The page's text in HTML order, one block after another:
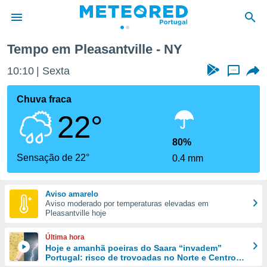
da
foi
fornecidas
a este
das
e
forma
digital
Tempo em Pleasantville - NY
10:10 Sexta ...
Chuva fraca
22°
Sensação de 22°
80%
0.4 mm
Aviso amarelo
Aviso moderado por temperaturas elevadas em
Pleasantville hoje
Última hora
Hoje e amanhã poeiras do Saara “invadem”
Portugal: risco de trovoadas no Norte e Centro